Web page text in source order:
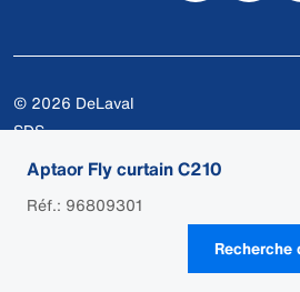
Aptaor Fly curtain C210
Réf.: 96809301
Recherche
© 2026 DeLaval
SDS
Biscuits
LOGIN DU CONCESSIONNAIRE